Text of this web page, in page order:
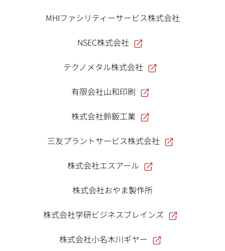
MHIファシリティーサービス株式会社
NSEC株式会社
テクノメタル株式会社
有限会社山和印刷
株式会社鈴鈑工業
三友プラントサービス株式会社
株式会社エスアール
株式会社おやま製作所
株式会社学研ビジネスブレインズ
株式会社小名木川ギヤー